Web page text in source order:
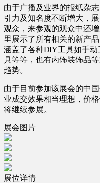
由于广播及业界的报纸杂
引力及知名度不断增大，
观众，来参观的观众中还
里展示了所有相关的新产
涵盖了各种DIY工具如手
具等等，也有内饰装饰品
趋势。
由于目前参加该展会的中
业成交效果相当理想，价
将继续参展。
展会图片
展位详情